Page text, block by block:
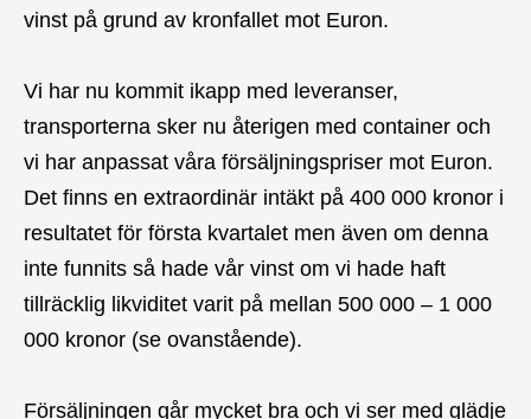
vinst på grund av kronfallet mot Euron.
Vi har nu kommit ikapp med leveranser,
transporterna sker nu återigen med container och
vi har anpassat våra försäljningspriser mot Euron.
Det finns en extraordinär intäkt på 400 000 kronor i
resultatet för första kvartalet men även om denna
inte funnits så hade vår vinst om vi hade haft
tillräcklig likviditet varit på mellan 500 000 – 1 000
000 kronor (se ovanstående).
Försäljningen går mycket bra och vi ser med glädje